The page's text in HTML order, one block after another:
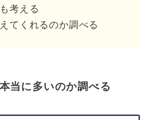
考える
てくれるのか調べる
当に多いのか調べる